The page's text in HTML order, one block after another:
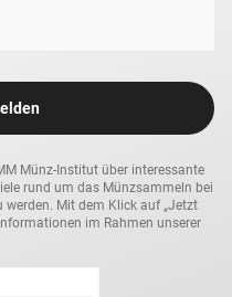
Münz-Institut über interessante
rund um das Münzsammeln bei
werden. Mit dem Klick auf „Jetzt
im Rahmen unserer